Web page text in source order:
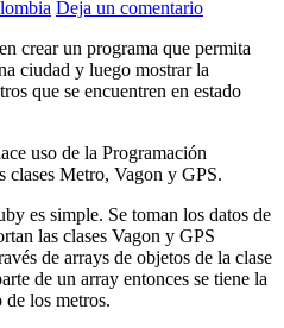
Deja un comentario
crear un programa que permita
ciudad y luego mostrar la
que se encuentren en estado
uso de la Programación
clases Metro, Vagon y GPS.
es simple. Se toman los datos de
las clases Vagon y GPS
de arrays de objetos de la clase
de un array entonces se tiene la
de los metros.